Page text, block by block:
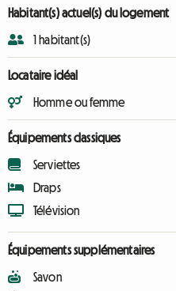
Habitant(s) actuel(s) du logement
1 habitant(s)
Locataire idéal
Homme ou femme
Équipements classiques
Serviettes
Draps
Télévision
Équipements supplémentaires
Savon